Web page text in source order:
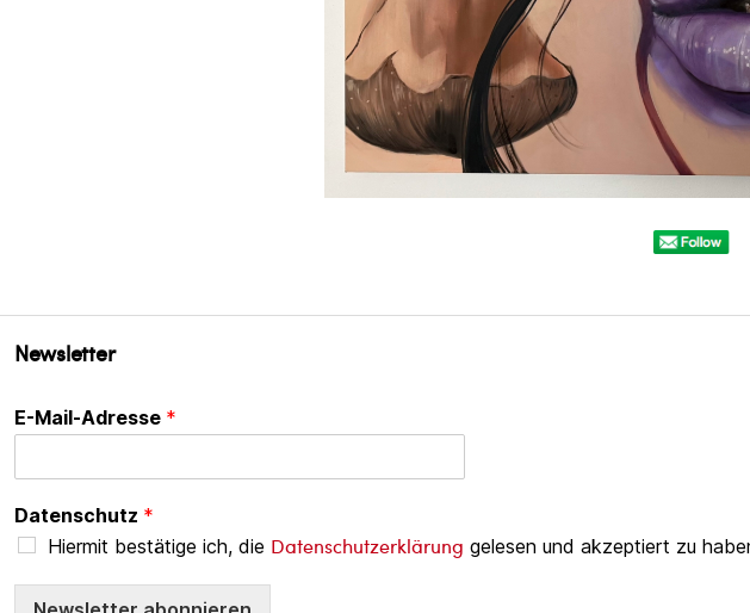
Newsletter
E-Mail-Adresse *
Datenschutz *
Hiermit bestätige ich, die Datenschutzerklärung gelesen und akzeptiert zu